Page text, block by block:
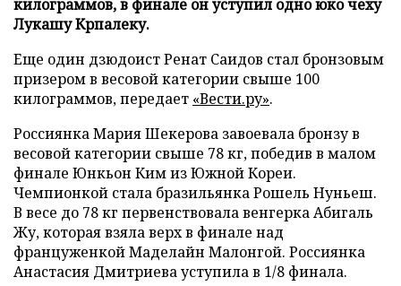
килограммов, в финале он уступил одно юко чеху
Лукашу Крпалеку.
Еще один дзюдоист Ренат Саидов стал бронзовым
призером в весовой категории свыше 100
килограммов, передает «Вести.ру».
Россиянка Мария Шекерова завоевала бронзу в
весовой категории свыше 78 кг, победив в малом
финале Юнкьон Ким из Южной Кореи.
Чемпионкой стала бразильянка Рошель Нуньеш.
В весе до 78 кг первенствовала венгерка Абигаль
Жу, которая взяла верх в финале над
француженкой Маделайн Малонгой. Россиянка
Анастасия Дмитриева уступила в 1/8 финала.